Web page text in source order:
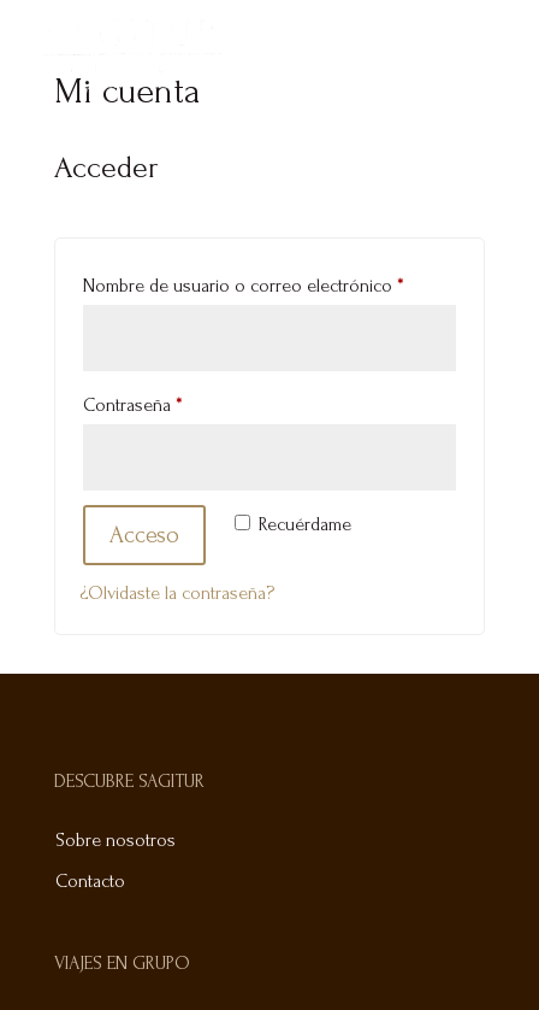
Mi cuenta
Acceder
Nombre de usuario o correo electrónico *Obligatorio
Contraseña *Obligatorio
Recuérdame
Acceso
¿Olvidaste la contraseña?
DESCUBRE SAGITUR
Sobre nosotros
Contacto
VIAJES EN GRUPO